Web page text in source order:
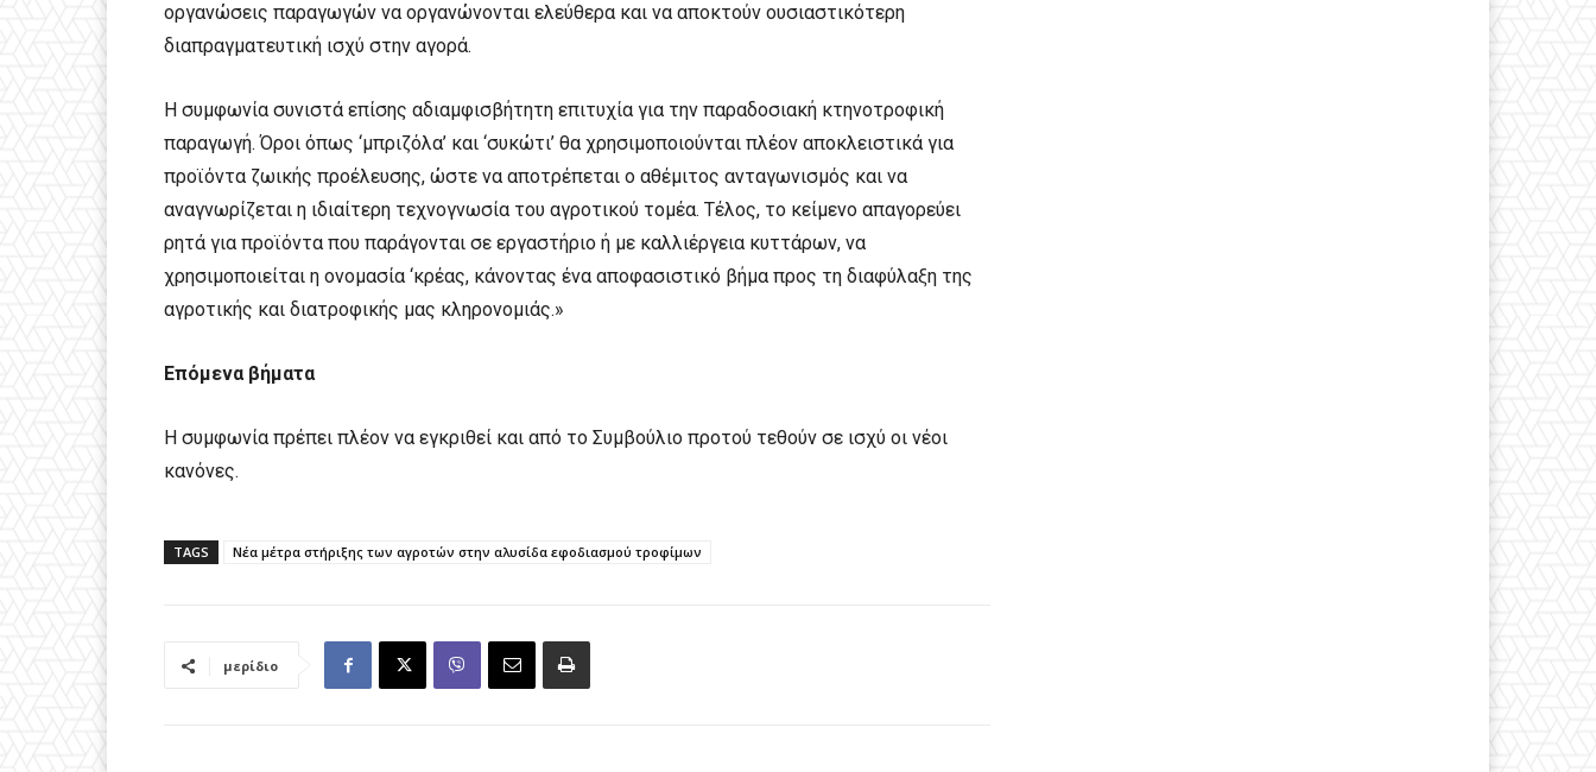
οργανώσεις παραγωγών να οργανώνονται ελεύθερα και να αποκτούν ουσιαστικότερη
διαπραγματευτική ισχύ στην αγορά.
Η συμφωνία συνιστά επίσης αδιαμφισβήτητη επιτυχία για την παραδοσιακή κτηνοτροφική
παραγωγή. Όροι όπως ‘μπριζόλα’ και ‘συκώτι’ θα χρησιμοποιούνται πλέον αποκλειστικά για
προϊόντα ζωικής προέλευσης, ώστε να αποτρέπεται ο αθέμιτος ανταγωνισμός και να
αναγνωρίζεται η ιδιαίτερη τεχνογνωσία του αγροτικού τομέα. Τέλος, το κείμενο απαγορεύει
ρητά για προϊόντα που παράγονται σε εργαστήριο ή με καλλιέργεια κυττάρων, να
χρησιμοποιείται η ονομασία ‘κρέας, κάνοντας ένα αποφασιστικό βήμα προς τη διαφύλαξη της
αγροτικής και διατροφικής μας κληρονομιάς.»
Επόμενα βήματα
Η συμφωνία πρέπει πλέον να εγκριθεί και από το Συμβούλιο προτού τεθούν σε ισχύ οι νέοι
κανόνες.
TAGS Νέα μέτρα στήριξης των αγροτών στην αλυσίδα εφοδιασμού τροφίμων
μερίδιο